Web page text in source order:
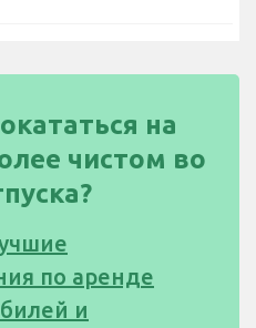
на
чистом во
по аренде
и